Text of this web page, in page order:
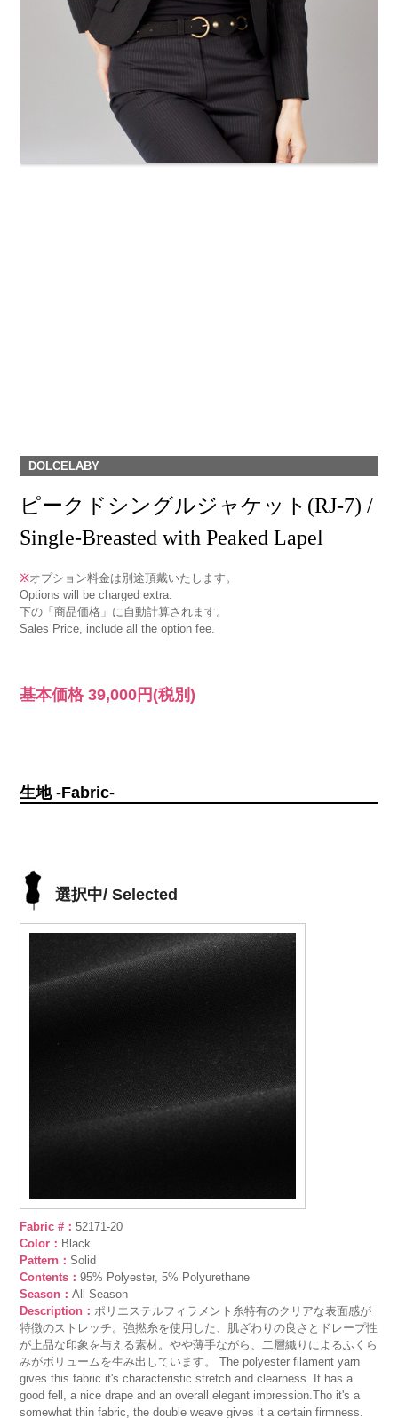
DOLCELABY
ピークドシングルジャケット(RJ-7) /
Single-Breasted with Peaked Lapel
※オプション料金は別途頂戴いたします。
Options will be charged extra.
下の「商品価格」に自動計算されます。
Sales Price, include all the option fee.
基本価格39,000円 (税別)
生地 -Fabric-
選択中/ Selected
Fabric #：52171-20
Color： Black
Pattern：Solid
Contents：95% Polyester, 5% Polyurethane
Season：All Season
Description：ポリエステルフィラメント糸特有のクリアな表面感が
特徴のストレッチ。強撚糸を使用した、肌ざわりの良さとドレープ性
が上品な印象を与える素材。やや薄手ながら、二層織りによるふくら
みがボリュームを生み出しています。 The polyester filament yarn
gives this fabric it's characteristic stretch and clearness. It has a
good fell, a nice drape and an overall elegant impression.Tho it's a
somewhat thin fabric, the double weave gives it a certain firmness.